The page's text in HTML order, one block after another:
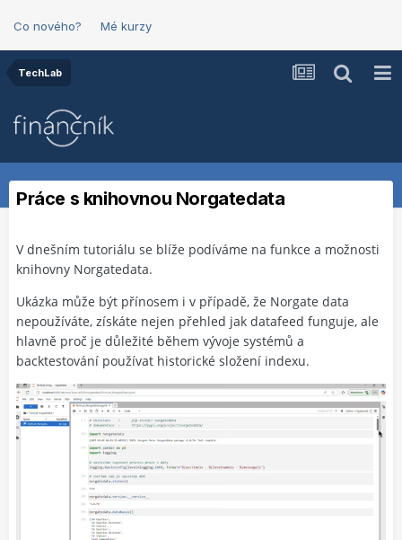
Co nového? Mé kurzy
TechLab
Práce s knihovnou Norgatedata
V dnešním tutoriálu se blíže podíváme na funkce a možnosti
knihovny Norgatedata.
Ukázka může být přínosem i v případě, že Norgate data
nepoužíváte, získáte nejen přehled jak datafeed funguje, ale
hlavně proč je důležité během vývoje systémů a
backtestování používat historické složení indexu.